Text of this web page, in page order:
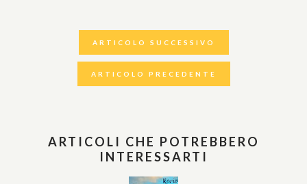
ARTICOLO SUCCESSIVO
ARTICOLO PRECEDENTE
ARTICOLI CHE POTREBBERO
INTERESSARTI